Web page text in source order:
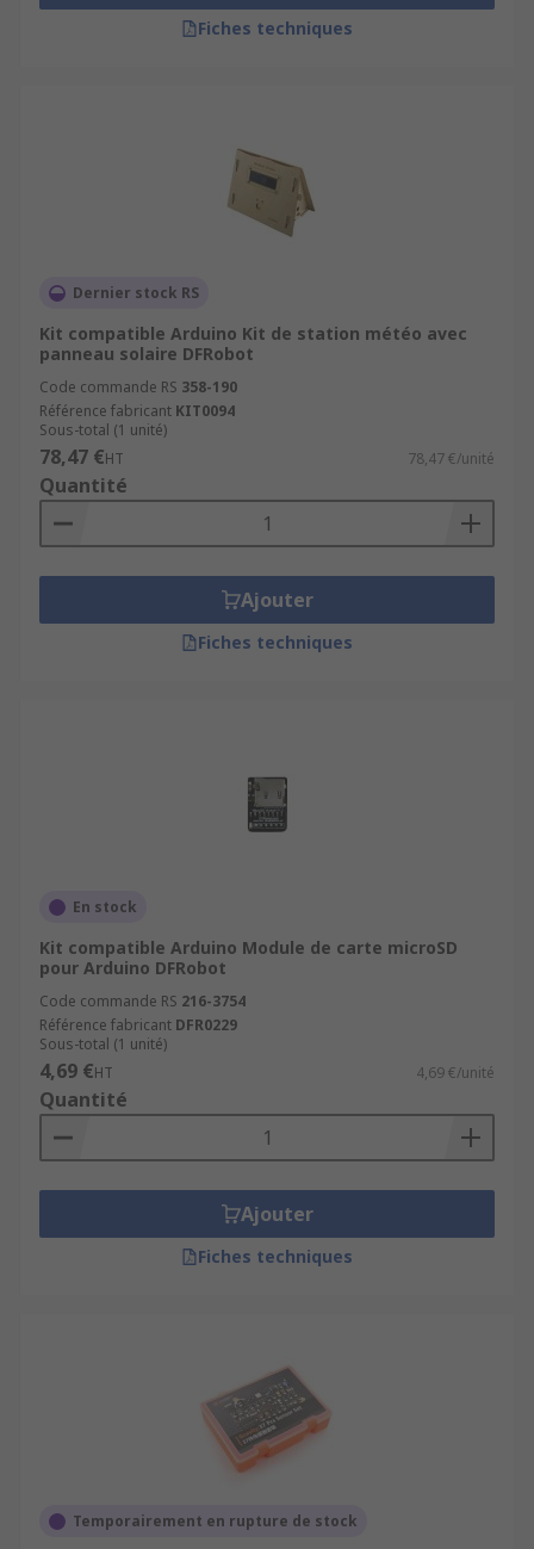
Fiches techniques
Dernier stock RS
Kit compatible Arduino Kit de station météo avec
panneau solaire DFRobot
Code commande RS 358-190
Référence fabricant KIT0094
Sous-total (1 unité)
78,47 €HT 78,47 €/unité
Quantité
Ajouter
Fiches techniques
En stock
Kit compatible Arduino Module de carte microSD
pour Arduino DFRobot
Code commande RS 216-3754
Référence fabricant DFR0229
Sous-total (1 unité)
4,69 €HT 4,69 €/unité
Quantité
Ajouter
Fiches techniques
Temporairement en rupture de stock